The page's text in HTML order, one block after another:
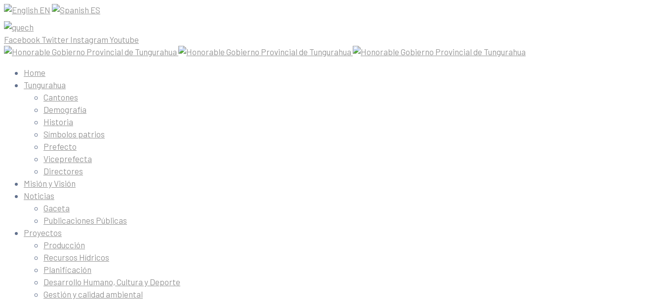
EN ES
Facebook Twitter Instagram Youtube
Home
Tungurahua
Cantones
Demografía
Historia
Símbolos patrios
Prefecto
Viceprefecta
Directores
Misión y Visión
Noticias
Gaceta
Publicaciones Públicas
Proyectos
Producción
Recursos Hídricos
Planificación
Desarrollo Humano, Cultura y Deporte
Gestión y calidad ambiental